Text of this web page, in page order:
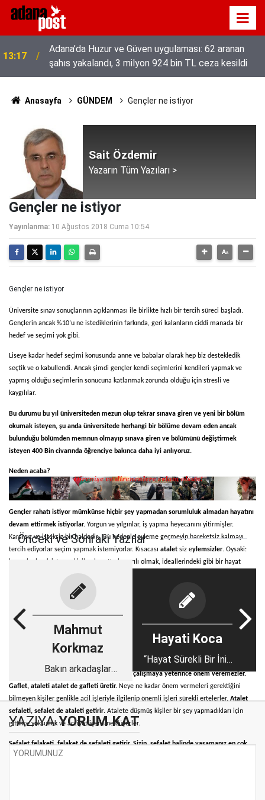
13:01
52 yıldır el emeğiyle üretiyor, mesleğin yok
olmamasına karşı direniyor
Anasayfa GÜNDEM Gençler ne istiyor
Sait Özdemir
Yazarın Tüm Yazıları >
Gençler ne istiyor
Yayınlanma: 10 Ağustos 2018 Cuma 10:54
Gençler ne istiyor
Üniversite sınav sonuçlarının açıklanması ile birlikte hızlı bir tercih süreci başladı.
Gençlerin ancak %10’u ne istediklerinin farkında, geri kalanların ciddi manada bir
hedef ve seçimi yok gibi.
Liseye kadar hedef seçimi konusunda anne ve babalar olarak hep biz destekledik
seçtik ve o kabullendi. Ancak şimdi gençler kendi seçimlerini kendileri yapmak ve
yapmış olduğu seçimlerin sonucuna katlanmak zorunda olduğu için stresli ve
kaygılılar.
Bu durumu bu yıl üniversiteden mezun olup tekrar sınava giren ve yeni bir bölüm
okumak isteyen, şu anda üniversitede herhangi bir bölüme devam eden ancak
bulunduğu bölümden memnun olmayıp sınava giren ve bölümünü değiştirmek
isteyen 400 Bin civarında öğrenciye bakınca daha iyi anlıyoruz.
Neden acaba?
Gençler ne istiyor? Ne istediklerinin farkında mı?
Gençler rahatı istiyor mümkünse hiçbir şey yapmadan sorumluluk almadan hayatını
devam ettirmek istiyorlar. Yorgun ve yılgınlar, iş yapma heyecanını yitirmişler.
Kararsız ve isteksiz bir haldedir. Bu nedenle eyleme geçmeyip hareketsiz kalmayı
tercih ediyorlar seçim yapmak istemiyorlar. Kısacası atalet siz eylemsizler. Oysaki:
başarılı olmak isteyen kişiler, hayatta başarılı olmak, ideallerindeki gibi bir hayat
olduğunu görüyoruz. Bu kişiler
İsterlerse nasıl yapabileceklerini de bilirler. Yapmamakla neler kaybettiklerini,
yaparlarsa neler kazanacaklarını da bilirler.
yapılması gereken bir işi
yapılması gereken zamanda, yapılması gereken yerde ve yapılması gereken şekilde
yapmak” şeklinde tanımlıyoruz.
Unutmayalım ki: Cehalet gafleti, gaflet de cehaleti getirir
kadar önem vereceklerini doğru olarak bilemezler.Neye ne kadar önem vereceğine
doğru olarak karar veremeyen insanlar da çalışmaya yeterince önem veremezler.
Gaflet, ataleti atalet de gafleti üretir. Neye ne kadar önem vermeleri gerektiğini
bilmeyen kişiler genlikle acil işleriyle ilgilenip önemli işleri sürekli ertelerler. Atalet
sefaleti, sefalet de ataleti getirir. Atalete düşmüş kişiler bir şey yapmadıkları için
gittikçe yoksulluk ve acziyet içerisine düşerler.
Sefalet felaketi, felaket de sefaleti getirir. Sizin sefalet halinde yaşamanız en çok
düşmanlarını zı sevindirir.
Önceki ve Sonraki Yazılar
Mahmut
Korkmaz
Bakın arkadaşlar
durum çok ciddi!
Hayati Koca
“Hayat Sürekli Bir İniş
Değil, Gözden Kalbe
Doğru Bir Yükseliştir.”
YAZIYAYORUM KAT